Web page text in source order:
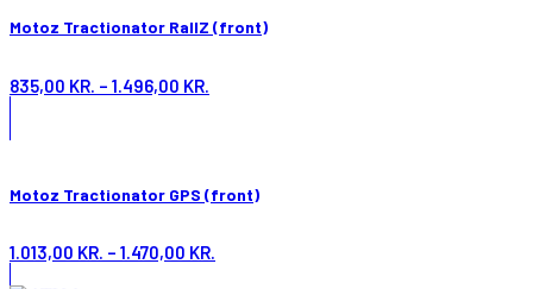
Motoz Tractionator RallZ (front)
835,00 KR. – 1.496,00 KR.
Motoz Tractionator GPS (front)
1.013,00 KR. – 1.470,00 KR.